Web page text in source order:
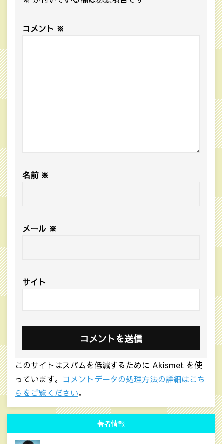
コメント ※
名前 ※
メール ※
サイト
このサイトはスパムを低減するために Akismet を使
っています。 コメントデータの処理方法の詳細はこち
らをご覧ください。
著者情報